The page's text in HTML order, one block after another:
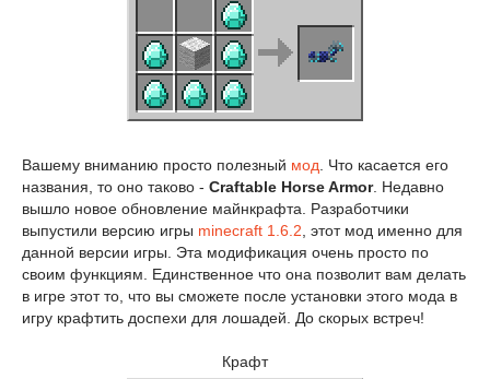
Вашему вниманию просто полезный мод . Что касается его
названия, то оно таково - Craftable Horse Armor. Недавно
вышло новое обновление майнкрафта. Разработчики
выпустили версию игры minecraft 1.6.2 , этот мод именно для
данной версии игры. Эта модификация очень просто по
своим функциям. Единственное что она позволит вам делать
в игре этот то, что вы сможете после установки этого мода в
игру крафтить доспехи для лошадей. До скорых встреч!
Крафт